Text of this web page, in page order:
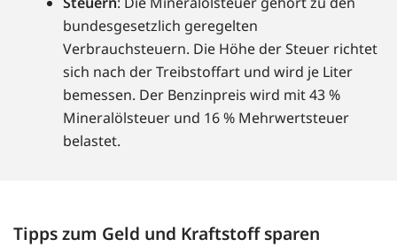
bundesgesetzlich geregelten
Verbrauchsteuern. Die Höhe der Steuer richtet
sich nach der Treibstoffart und wird je Liter
bemessen. Der Benzinpreis wird mit 43 %
Mineralölsteuer und 16 % Mehrwertsteuer
belastet.
Tipps zum Geld und Kraftstoff sparen